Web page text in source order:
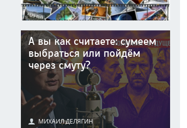
А вы как считаете: сумеем
выбраться или пойдём
через смуту?
МИХАИЛ ДЕЛЯГИН